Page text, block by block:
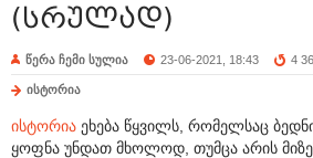
(სრულად)
წერა ჩემი სულია 23-06-2021, 18:43 4
ისტორია
ისტორია ეხება წყვილს, რომელსაც
ყოფნა უნდათ მხოლოდ, თუმცა არის